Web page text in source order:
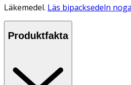
Läkemedel. Läs bipacksedeln
Produktfakta